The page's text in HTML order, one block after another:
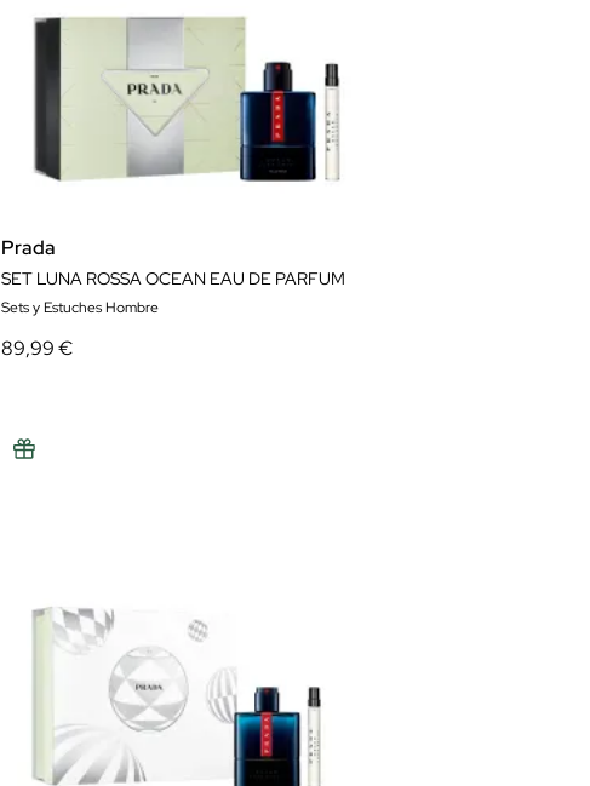
Prada
SET LUNA ROSSA OCEAN EAU DE PARFUM
Sets y Estuches Hombre
89,99 €